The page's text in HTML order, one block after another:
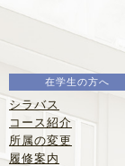
在学生の方へ
シラバス
コース紹介
所属の変更
履修案内